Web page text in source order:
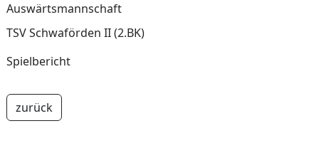
Auswärtsmannschaft
TSV Schwaförden II (2.BK)
Spielbericht
zurück